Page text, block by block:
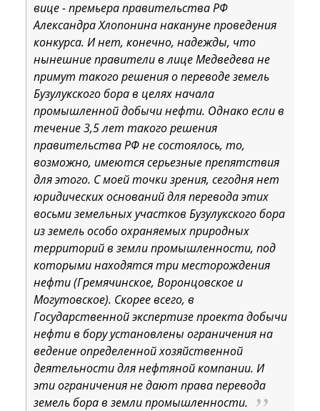
вице - премьера правительства РФ
Александра Хлопонина накануне проведения
конкурса. И нет, конечно, надежды, что
нынешние правители в лице Медведева не
примут такого решения о переводе земель
Бузулукского бора в целях начала
промышленной добычи нефти. Однако если в
течение 3,5 лет такого решения
правительства РФ не состоялось, то,
возможно, имеются серьезные препятствия
для этого. С моей точки зрения, сегодня нет
юридических оснований для перевода этих
восьми земельных участков Бузулукского бора
из земель особо охраняемых природных
территорий в земли промышленности, под
которыми находятся три месторождения
нефти (Гремячинское, Воронцовское и
Могутовское). Скорее всего, в
Государственной экспертизе проекта добычи
нефти в бору установлены ограничения на
ведение определенной хозяйственной
деятельности для нефтяной компании. И
эти ограничения не дают права перевода
земель бора в земли промышленности.